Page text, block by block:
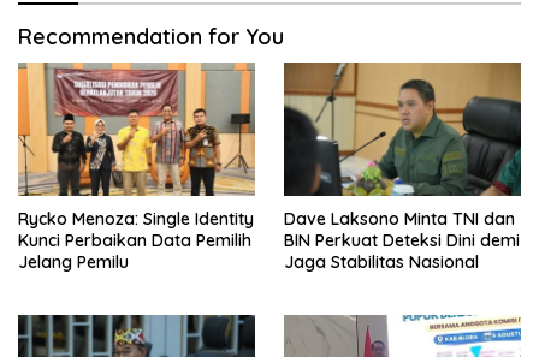
Recommendation for You
Rycko Menoza: Single Identity
Kunci Perbaikan Data Pemilih
Jelang Pemilu
Dave Laksono Minta TNI dan
BIN Perkuat Deteksi Dini demi
Jaga Stabilitas Nasional